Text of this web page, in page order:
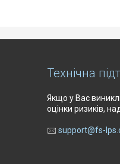
Технічна
Якщо у Вас
оцінки ризиків,
🖂 support@fs-